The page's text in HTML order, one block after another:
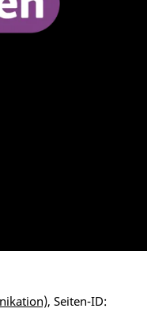
, Seiten-ID: